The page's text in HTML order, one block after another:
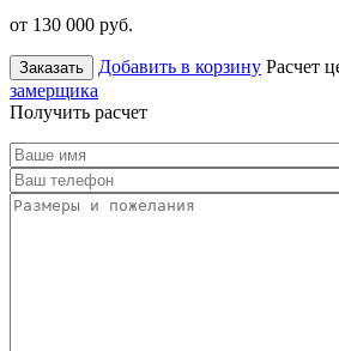
от 130 000 руб.
Заказать Добавить в корзину Расчет
замерщика
Получить расчет